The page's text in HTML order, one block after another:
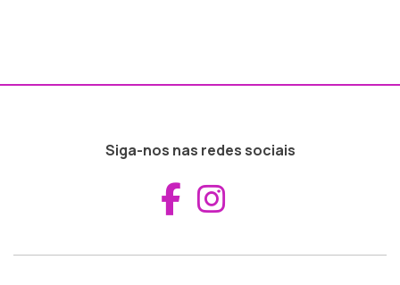
Siga-nos nas redes sociais
Aceder ao